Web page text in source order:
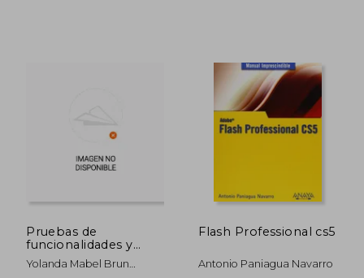
$ 27.11
Pruebas de
funcionalidades y
optimización de
páginas web (UF1306)
Yolanda Mabel Brun
Flash Professional cs5
Antonio Paniagua Navarro